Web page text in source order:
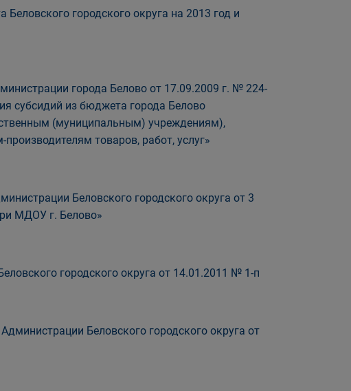
городского округа на 2013 год и
города Белово от 17.09.2009 г. № 224-
субсидий из бюджета города Белово
(муниципальным) учреждениям),
товаров, работ, услуг»
Беловского городского округа от 3
МДОУ г. Белово»
городского округа от 14.01.2011 № 1-п
Беловского городского округа от